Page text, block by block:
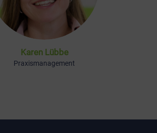
Karen Lübbe
Praxismanagement